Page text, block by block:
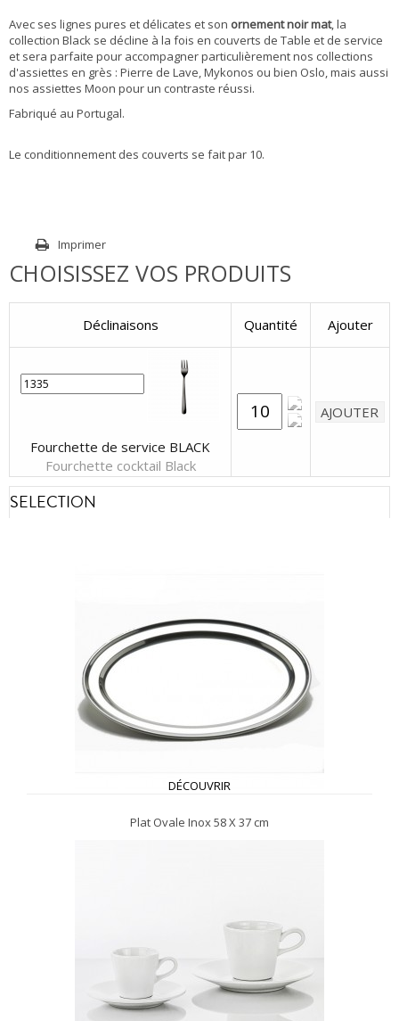
Avec ses lignes pures et délicates et son ornement noir mat, la
collection Black se décline à la fois en couverts de Table et de service
et sera parfaite pour accompagner particulièrement nos collections
d'assiettes en grès : Pierre de Lave, Mykonos ou bien Oslo, mais aussi
nos assiettes Moon pour un contraste réussi.
Fabriqué au Portugal.
Le conditionnement des couverts se fait par 10.
Imprimer
CHOISISSEZ VOS PRODUITS
Déclinaisons Quantité Ajouter
Fourchette de service BLACK
Fourchette cocktail Black
SELECTION
DÉCOUVRIR
Plat Ovale Inox 58 X 37 cm